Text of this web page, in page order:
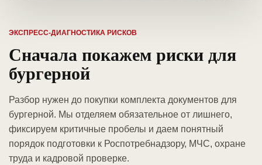
ЭКСПРЕСС-ДИАГНОСТИКА РИСКОВ
Сначала покажем риски для
бургерной
Разбор нужен до покупки комплекта документов для
бургерной. Мы отделяем обязательное от лишнего,
фиксируем критичные пробелы и даем понятный
порядок подготовки к Роспотребнадзору, МЧС, охране
труда и кадровой проверке.